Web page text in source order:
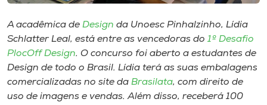
Museu
Unoesc
Store
A acadêmica de Design da Unoesc Pinhalzinho, Lídia
Schlatter Leal, está entre as vencedoras do 1º Desafio
PlocOff Design. O concurso foi aberto a estudantes de
Design de todo o Brasil. Lídia terá as suas embalagens
comercializadas no site da Brasilata, com direito de
uso de imagens e vendas. Além disso, receberá 100